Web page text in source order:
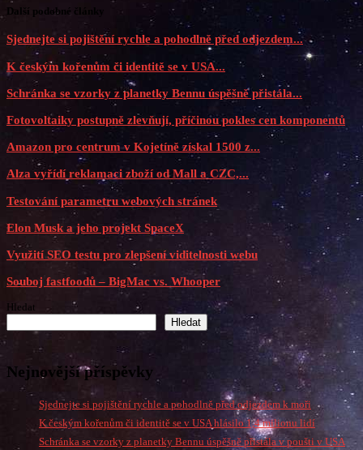
Další podobné články
Sjednejte si pojištění rychle a pohodlně před odjezdem...
K českým kořenům či identitě se v USA...
Schránka se vzorky z planetky Bennu úspěšně přistála...
Fotovoltaiky postupně zlevňují, příčinou pokles cen komponentů
Amazon pro centrum v Kojetíně získal 1500 z...
Alza vyřídí reklamaci zboží od Mall a CZC,...
Testování parametru webových stránek
Elon Musk a jeho projekt SpaceX
Využití SEO testu pro zlepšení viditelnosti webu
Souboj fastfoodů – BigMac vs. Whooper
Hledat
Hledat
Nejnovější příspěvky
Sjednejte si pojištění rychle a pohodlně před odjezdem k moři
K českým kořenům či identitě se v USA hlásilo 1,4 milionu lidí
Schránka se vzorky z planetky Bennu úspěšně přistála v poušti v USA